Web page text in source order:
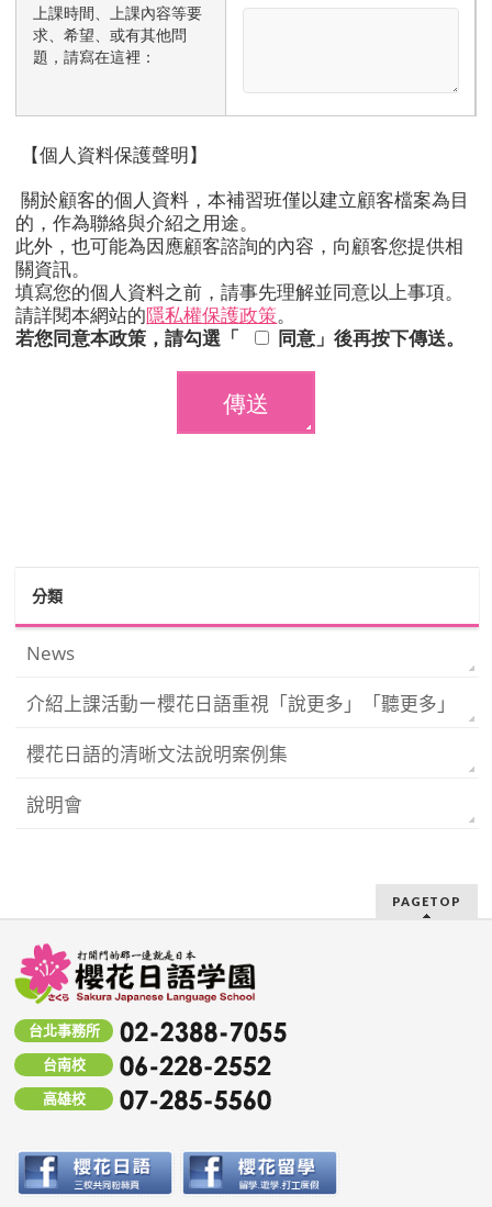
上課時間、上課內容等要
求、希望、或有其他問
題，請寫在這裡：
【個人資料保護聲明】
關於顧客的個人資料，本補習班僅以建立顧客檔案為目
的，作為聯絡與介紹之用途。
此外，也可能為因應顧客諮詢的內容，向顧客您提供相
關資訊。
填寫您的個人資料之前，請事先理解並同意以上事項。
請詳閱本網站的隱私權保護政策。
若您同意本政策，請勾選「
同意」後再按下傳送。
分類
News
介紹上課活動ー櫻花日語重視「說更多」「聽更多」
櫻花日語的清晰文法說明案例集
說明會
PAGETOP
台北事務所
台南校
高雄校